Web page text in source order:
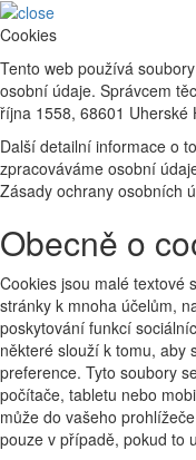
Cookies
Tento web používá
osobní údaje. Správcem
října 1558, 68601 Uherské
Další detailní informace o
zpracováváme osobní
Zásady ochrany osobních
Obecně o
Cookies jsou malé textové
stránky k mnoha účelům,
poskytování funkcí
některé slouží k tomu, aby
preference. Tyto soubory
počítače, tabletu nebo
může do vašeho
pouze v případě, pokud to